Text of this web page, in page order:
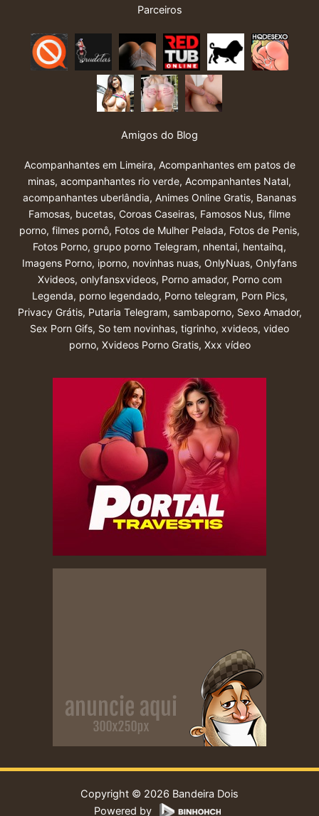
Parceiros
Amigos do Blog
Acompanhantes em Limeira, Acompanhantes em patos de
minas, acompanhantes rio verde, Acompanhantes Natal,
acompanhantes uberlândia, Animes Online Gratis, Bananas
Famosas, bucetas, Coroas Caseiras, Famosos Nus, filme
porno, filmes pornô, Fotos de Mulher Pelada, Fotos de Penis,
Fotos Porno, grupo porno Telegram, nhentai, hentaihq,
Imagens Porno, iporno, novinhas nuas, OnlyNuas, Onlyfans
Xvideos, onlyfansxvideos, Porno amador, Porno com
Legenda, porno legendado, Porno telegram, Porn Pics,
Privacy Grátis, Putaria Telegram, sambaporno, Sexo Amador,
Sex Porn Gifs, So tem novinhas, tigrinho, xvideos, video
porno, Xvideos Porno Gratis, Xxx vídeo
Copyright © 2026 Bandeira Dois
Powered by